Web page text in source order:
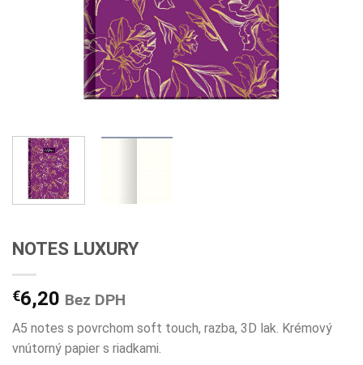
NOTES LUXURY
€6,20 Bez DPH
A5 notes s povrchom soft touch, razba, 3D lak. Krémový
vnútorný papier s riadkami.